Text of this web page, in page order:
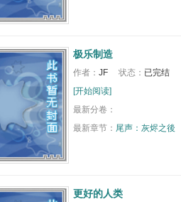
极乐制造
作者： JF 状态： 已完结
[开始阅读]
最新分卷：
最新章节： 尾声：灰烬之後
更好的人类